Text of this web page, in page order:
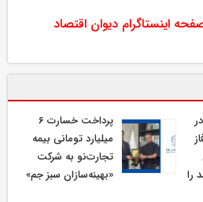
اینستاگرام دیوان اقتصاد
را
پرداخت خسارت ۶
میلیارد تومانی بیمه
تجارت‌نو به شرکت
«بهینه‌سازان سبز جم»